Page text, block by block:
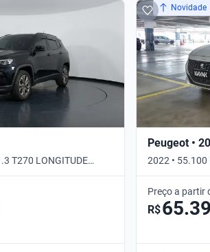
T270 LONGITUDE
Novidade
Peugeot •
2022 • 55.100
Automático
Preço a partir
R$